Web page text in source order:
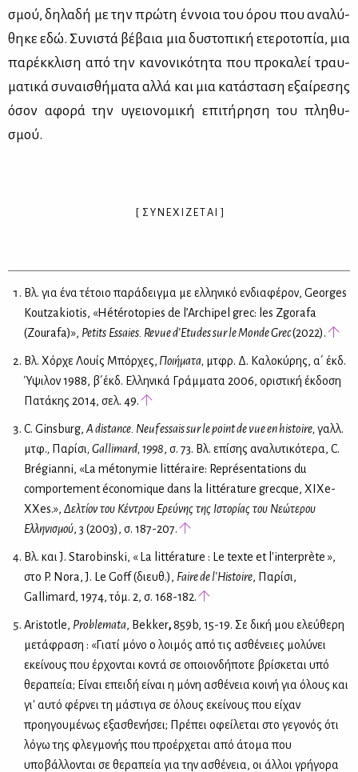
σμού, δη­λα­δή με την πρώ­τη έν­νοια του όρου που ανα­λύ­
θη­κε εδώ. Συ­νι­στά βέ­βαια μια δυ­στο­πι­κή ετε­ρο­το­πία, μια
πα­ρέκ­κλι­ση από την κα­νο­νι­κό­τη­τα που προ­κα­λεί τραυ­
μα­τι­κά συ­ναι­σθή­μα­τα αλ­λά και μια κα­τά­στα­ση εξαί­ρε­σης
όσον αφο­ρά την υγειο­νο­μι­κή επι­τή­ρη­ση του πλη­θυ­
σμού.
[ Σ Υ Ν Ε Χ Ι Ζ Ε Τ Α Ι ]
Βλ. για ένα τέτοιο παράδειγμα με ελληνικό ενδιαφέρον, Georges
Koutzakiotis, «Hétérotopies de l’Archipel grec: les Zgorafa
(Zourafa)», Petits Essaies Revue d’Etudes sur le Monde Grec(2022).
Βλ. Χόρχε Λουίς Μπόρχες, Ποιήματα, μτφρ. Δ. Καλοκύρης, α΄ έκδ.
Ύψιλον 1988, β΄έκδ. Ελληνικά Γράμματα 2006, οριστική έκδοση
Πατάκης 2014, σελ. 49.
C. Ginsburg, A distance. Neuf essais sur le point de vue en histoire, γαλλ.
μτφ., Παρίσι, Gallimard, 1998, σ. 73. Βλ. επίσης αναλυτικότερα, C.
Brégianni, «La métonymie littéraire: Représentations du
comportement économique dans la littérature grecque, XIXe-
XXes.», Δελτίοντου Κέντρου Ερεύνηςτης Ιστορίαςτου Νεώτερου
Ελληνισμού, 3 (2003), σ. 187-207.
Βλ. και J. Starobinski, « La littérature : Le texte et l'interprète »,
στο P. Nora, J. Le Goff (διευθ.), Faire de l’Histoire, Παρίσι,
Gallimard, 1974, τόμ. 2, σ. 168-182.
Aristotle, Problemata, Bekker,859b, 15-19. Σε δική μου ελεύθερη
μετάφραση : «Γιατί μόνο ο λοιμός από τις ασθένειες μολύνει
εκείνους που έρχονται κοντά σε οποιονδήποτε βρίσκεται υπό
θεραπεία; Είναι επειδή είναι η μόνη ασθένεια κοινή για όλους και
γι' αυτό φέρνει τη μάστιγα σε όλους εκείνους που είχαν
προηγουμένως εξασθενήσει; Πρέπει οφείλεται στο γεγονός ότι
λόγω της φλεγμονής που προέρχεται από άτομα που
υποβάλλονται σε θεραπεία για την ασθένεια, οι άλλοι γρήγορα